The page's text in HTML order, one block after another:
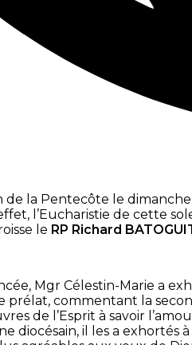
de la Pentecôte le dimanche
l’Eucharistie de cette
le RP Richard
Mgr Célestin-Marie a
prélat, commentant la
de l’Esprit à savoir
diocésain, il les a